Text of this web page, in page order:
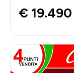
€ 19.490